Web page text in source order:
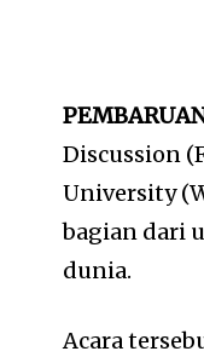
Discussion
University
bagian dari
dunia.
Acara